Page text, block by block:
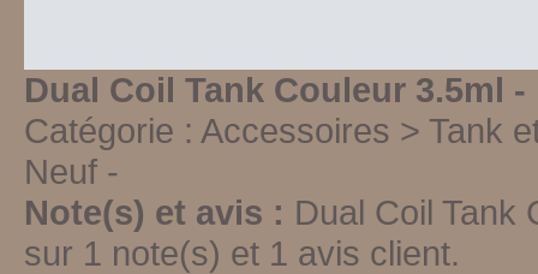
Dual Coil Tank Couleur 3.5ml -
Catégorie : Accessoires > Tank
Neuf -
Note(s) et avis : Dual Coil Tank
sur 1 note(s) et 1 avis client.